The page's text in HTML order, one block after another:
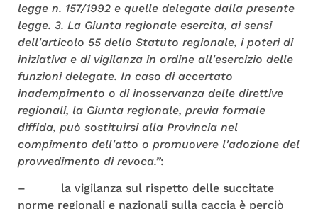
legge n. 157/1992 e quelle delegate dalla presente
legge. 3. La Giunta regionale esercita, ai sensi
dell'articolo 55 dello Statuto regionale, i poteri di
iniziativa e di vigilanza in ordine all'esercizio delle
funzioni delegate. In caso di accertato
inadempimento o di inosservanza delle direttive
regionali, la Giunta regionale, previa formale
diffida, può sostituirsi alla Provincia nel
compimento dell'atto o promuovere l'adozione del
provvedimento di revoca.”:
– la vigilanza sul rispetto delle succitate
norme regionali e nazionali sulla caccia è perciò